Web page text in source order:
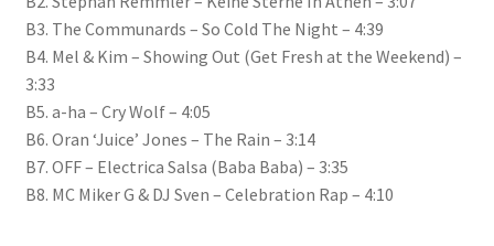
B3. The Communards – So Cold The Night – 4:39
B4. Mel & Kim – Showing Out (Get Fresh at the Weekend) –
3:33
B5. a-ha – Cry Wolf– 4:05
B6. Oran ‘Juice’ Jones – The Rain – 3:14
B7. OFF– Electrica Salsa (Baba Baba) – 3:35
B8. MC Miker G & DJ Sven – Celebration Rap – 4:10